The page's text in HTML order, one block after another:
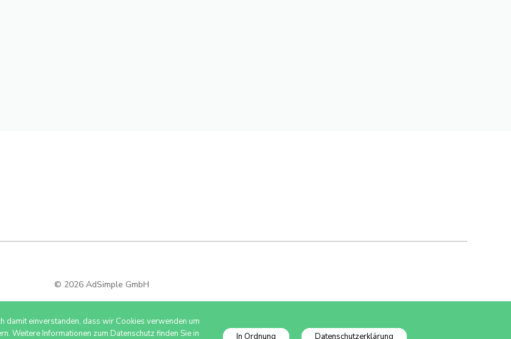
© 2026 AdSimple GmbH
damit einverstanden, dass wir Cookies verwenden um
Weitere Informationen zum Datenschutz finden Sie in
In Ordnung Datenschutzerklärung